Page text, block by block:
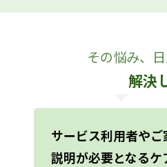
その悩み、
解決
サービス利用者や
説明が必要となる